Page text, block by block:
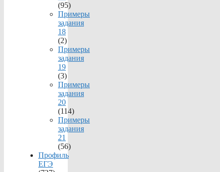
(95)
Примеры
задания
18
(2)
Примеры
задания
19
(3)
Примеры
задания
20
(114)
Примеры
задания
21
(56)
Профиль
ЕГЭ